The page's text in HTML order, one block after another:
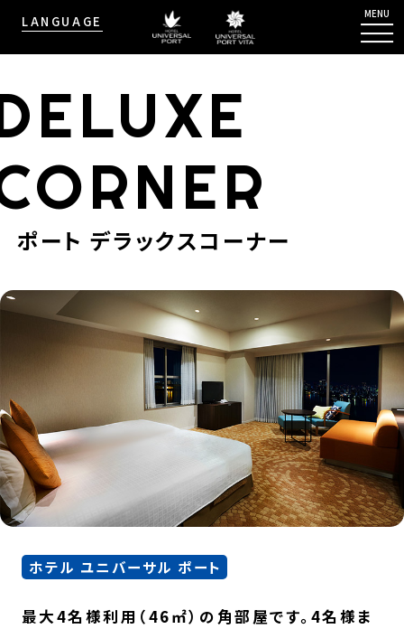
LANGUAGE MENU
ポート デラックスコーナー
ホテル ユニバーサル ポート
最大4名様利用（46㎡）の角部屋です。4名様ま